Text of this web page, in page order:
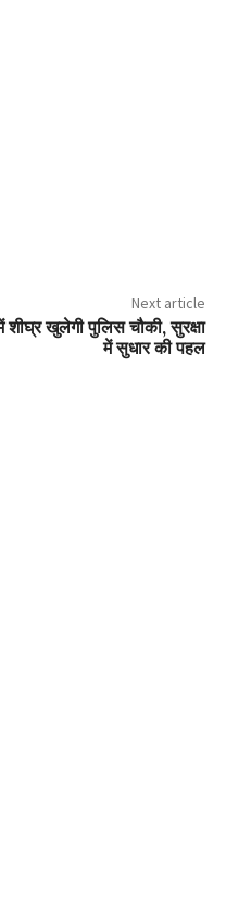
Next article
शीघ्र खुलेगी पुलिस चौकी, सुरक्षा
में सुधार की पहल